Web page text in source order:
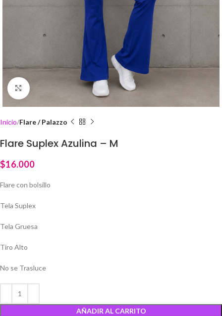
Click to enlarge
Inicio Flare / Palazzo
Flare Suplex Azulina – M
$16.000
Flare con bolsillo
Tela Suplex
Tela Gruesa
Tiro Alto
No se Trasluce
AÑADIR AL CARRITO